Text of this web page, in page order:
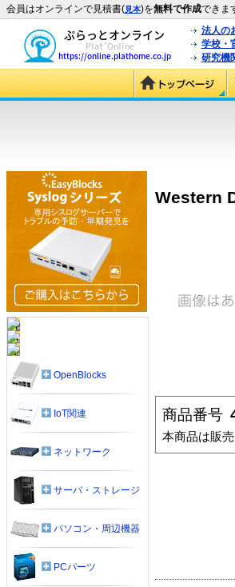
会員はオンラインで見積書(見本)を無料で作成できま
法人の
学校・
研究機
Western
商品番号
本商品は販
OpenBlocks
IoT関連
ネットワーク
サーバ・ストレージ
パソコン・周辺機器
PCパーツ